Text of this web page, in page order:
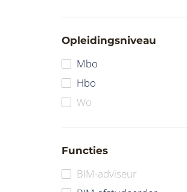
Opleidingsniveau
Mbo
Hbo
Wo
Functies
BIM-adviseur